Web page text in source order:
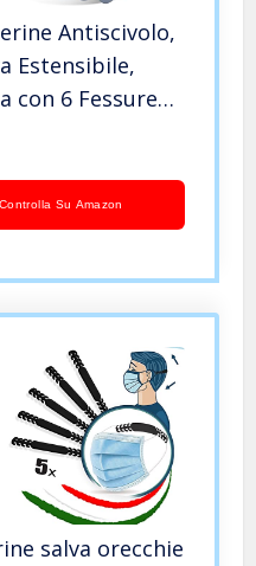
Antiscivolo,
Estensibile,
con 6 Fessure
per
Controlla Su Amazon
salva orecchie